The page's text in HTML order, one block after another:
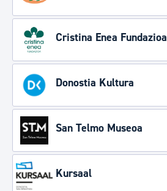
Cristina Enea Fundazioa
Donostia Kultura
San Telmo Museoa
Kursaal